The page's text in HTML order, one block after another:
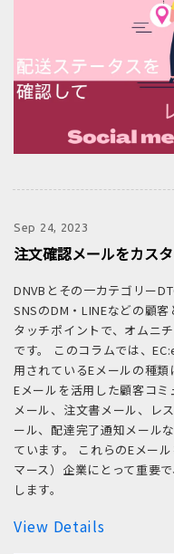
Sep 24, 2023
注文確認メールをカス
DNVBとその一カテゴリー
SNSのDM・LINEなどの顧
タッチポイントで、オムニ
です。 このコラムでは、
用されているEメールの種類
Eメールを活用した顧客コ
メール、注文書メール、レ
ール、配達完了通知メール
ています。 これらのEメー
マース）企業にとって重要
します。
View Details